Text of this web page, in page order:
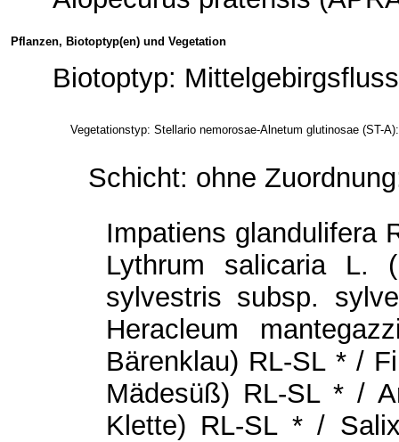
Pflanzen, Biotoptyp(en) und Vegetation
Biotoptyp:
Vegetationstyp: Stellario nemorosae-Alnetum glutinosae (ST-A):
Schicht: ohne
Impatiens glandulifera
Lythrum salicaria L.
sylvestris subsp.
Heracleum
Bärenklau) RL-SL * /
Mädesüß) RL-SL * /
Klette) RL-SL * /